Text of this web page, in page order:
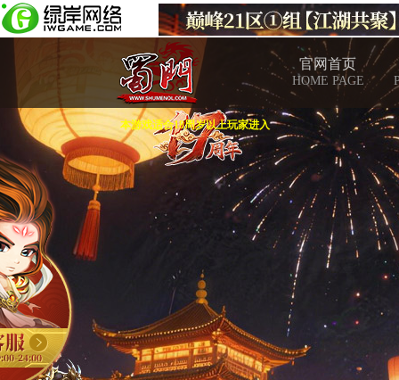
官网首页
HOME PAGE
本游戏适合18周岁以上玩家进入